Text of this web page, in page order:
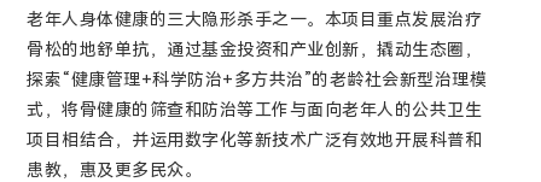
老年人身体健康的三大隐形杀手之一。本项目重点发展治疗
骨松的地舒单抗，通过基金投资和产业创新，撬动生态圈，
探索“健康管理+科学防治+多方共治”的老龄社会新型治理模
式，将骨健康的筛查和防治等工作与面向老年人的公共卫生
项目相结合，并运用数字化等新技术广泛有效地开展科普和
患教，惠及更多民众。